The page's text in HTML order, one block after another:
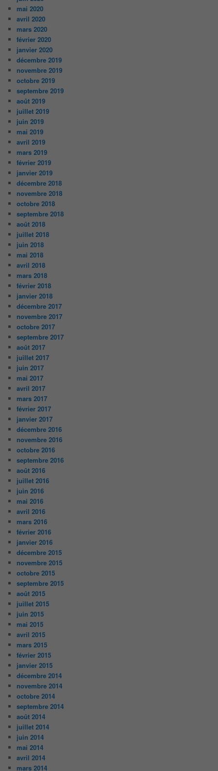
mai 2020
avril 2020
mars 2020
février 2020
janvier 2020
décembre 2019
novembre 2019
octobre 2019
septembre 2019
août 2019
juillet 2019
juin 2019
mai 2019
avril 2019
mars 2019
février 2019
janvier 2019
décembre 2018
novembre 2018
octobre 2018
septembre 2018
août 2018
juillet 2018
juin 2018
mai 2018
avril 2018
mars 2018
février 2018
janvier 2018
décembre 2017
novembre 2017
octobre 2017
septembre 2017
août 2017
juillet 2017
juin 2017
mai 2017
avril 2017
mars 2017
février 2017
janvier 2017
décembre 2016
novembre 2016
octobre 2016
septembre 2016
août 2016
juillet 2016
juin 2016
mai 2016
avril 2016
mars 2016
février 2016
janvier 2016
décembre 2015
novembre 2015
octobre 2015
septembre 2015
août 2015
juillet 2015
juin 2015
mai 2015
avril 2015
mars 2015
février 2015
janvier 2015
décembre 2014
novembre 2014
octobre 2014
septembre 2014
août 2014
juillet 2014
juin 2014
mai 2014
avril 2014
mars 2014